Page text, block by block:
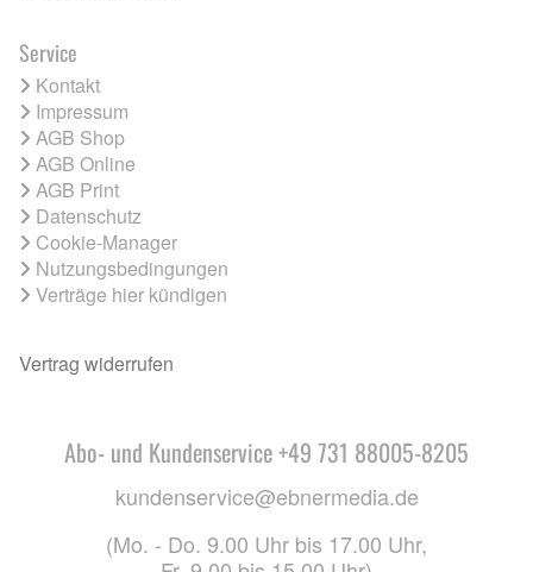
Service
Kontakt
Impressum
AGB Shop
AGB Online
AGB Print
Datenschutz
Cookie-Manager
Nutzungsbedingungen
Verträge hier kündigen
Vertrag widerrufen
Abo- und Kundenservice +49 731 88005-8205
kundenservice@ebnermedia.de
(Mo. - Do. 9.00 Uhr bis 17.00 Uhr,